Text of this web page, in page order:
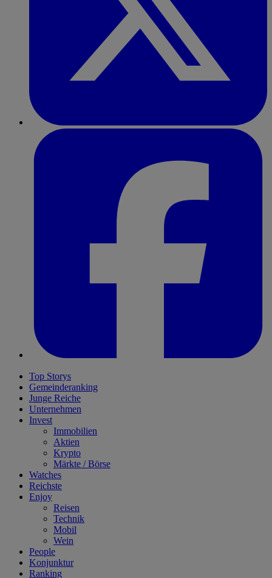
Top Storys
Gemeinderanking
Junge Reiche
Unternehmen
Invest
Immobilien
Aktien
Krypto
Märkte / Börse
Watches
Reichste
Enjoy
Reisen
Technik
Mobil
Wein
People
Konjunktur
Ranking